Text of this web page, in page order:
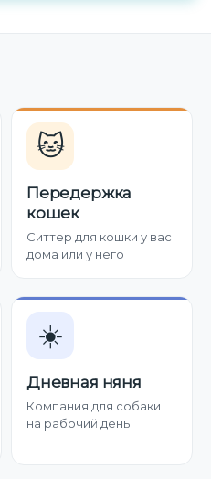
🐱
Передержка
кошек
Ситтер для кошки у вас
дома или у него
☀️
Дневная няня
Компания для собаки
на рабочий день